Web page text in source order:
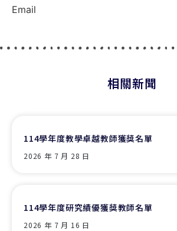
Email
相關新聞
114學年度教學卓越教師獲獎名單
2026 年 7 月 28 日
114學年度研究績優獲獎教師名單
2026 年 7 月 16 日